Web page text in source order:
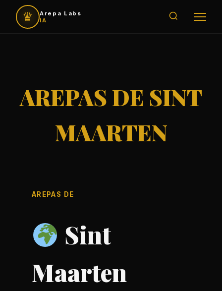
♛
Arepa Labs
IA
AREPAS DE SINT
MAARTEN
AREPAS DE
Sint
Maarten